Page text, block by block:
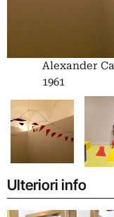
Alexander
1961
Ulteriori info